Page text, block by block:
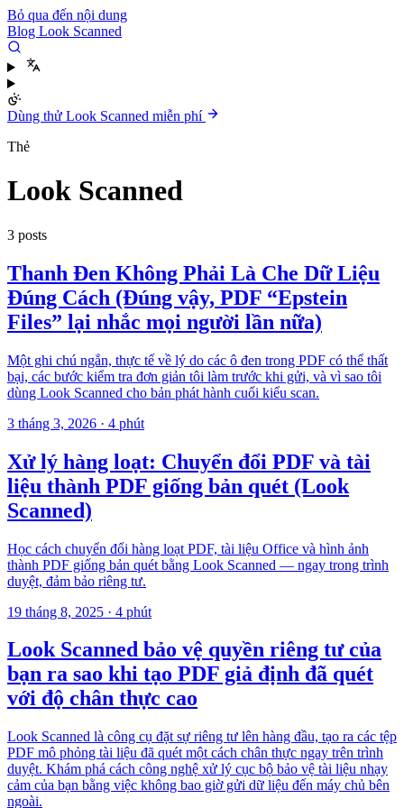
Bỏ qua đến nội dung
Blog Look Scanned
Dùng thử Look Scanned miễn phí
Thẻ
Look Scanned
3 posts
Thanh Đen Không Phải Là Che Dữ Liệu
Đúng Cách (Đúng vậy, PDF “Epstein
Files” lại nhắc mọi người lần nữa)
Một ghi chú ngắn, thực tế về lý do các ô đen trong PDF có thể thất
bại, các bước kiểm tra đơn giản tôi làm trước khi gửi, và vì sao tôi
dùng Look Scanned cho bản phát hành cuối kiểu scan.
3 tháng 3, 2026 · 4 phút
Xử lý hàng loạt: Chuyển đổi PDF và tài
liệu thành PDF giống bản quét (Look
Scanned)
Học cách chuyển đổi hàng loạt PDF, tài liệu Office và hình ảnh
thành PDF giống bản quét bằng Look Scanned — ngay trong trình
duyệt, đảm bảo riêng tư.
19 tháng 8, 2025 · 4 phút
Look Scanned bảo vệ quyền riêng tư của
bạn ra sao khi tạo PDF giả định đã quét
với độ chân thực cao
Look Scanned là công cụ đặt sự riêng tư lên hàng đầu, tạo ra các tệp
PDF mô phỏng tài liệu đã quét một cách chân thực ngay trên trình
duyệt. Khám phá cách công nghệ xử lý cục bộ bảo vệ tài liệu nhạy
cảm của bạn bằng việc không bao giờ gửi dữ liệu đến máy chủ bên
ngoài.